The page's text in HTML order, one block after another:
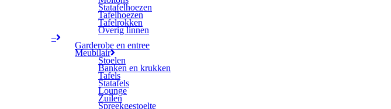
Statafelhoezen
Tafelhoezen
Tafelrokken
Overig linnen
–
Garderobe en entree
Meubilair
Stoelen
Banken en krukken
Tafels
Statafels
Lounge
Zuilen
Spreekgestoelte